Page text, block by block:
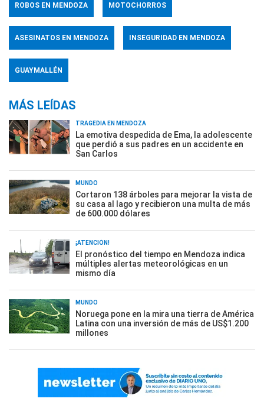
ROBOS EN MENDOZA MOTOCHORROS
ASESINATOS EN MENDOZA INSEGURIDAD EN MENDOZA
GUAYMALLÉN
MÁS LEÍDAS
TRAGEDIA EN MENDOZA
La emotiva despedida de Ema, la adolescente
que perdió a sus padres en un accidente en
San Carlos
MUNDO
Cortaron 138 árboles para mejorar la vista de
su casa al lago y recibieron una multa de más
de 600.000 dólares
¡ATENCIÓN!
El pronóstico del tiempo en Mendoza indica
múltiples alertas meteorológicas en un
mismo día
MUNDO
Noruega pone en la mira una tierra de América
Latina con una inversión de más de US$1.200
millones